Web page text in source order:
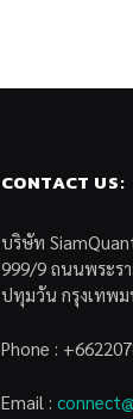
CONTACT US:
บริษัท
999/9 ถนนพระร
ปทุมวัน กรุงเทพม
Phone :
Email :